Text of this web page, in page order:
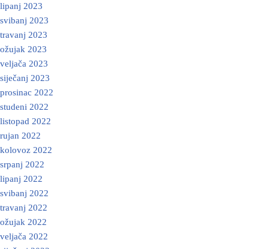
lipanj 2023
svibanj 2023
travanj 2023
ožujak 2023
veljača 2023
siječanj 2023
prosinac 2022
studeni 2022
listopad 2022
rujan 2022
kolovoz 2022
srpanj 2022
lipanj 2022
svibanj 2022
travanj 2022
ožujak 2022
veljača 2022